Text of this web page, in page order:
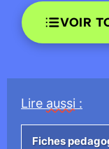
VOIR
Lire aussi :
Fiches